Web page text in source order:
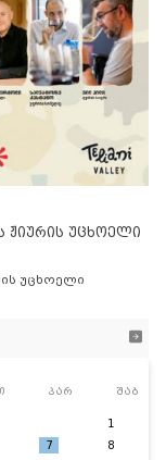
ს ჟიურის უცხოელი
უცხოელი
პარ შაბ
1
7
8